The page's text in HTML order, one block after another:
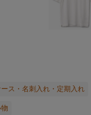
ス・名刺入れ・定期入れ